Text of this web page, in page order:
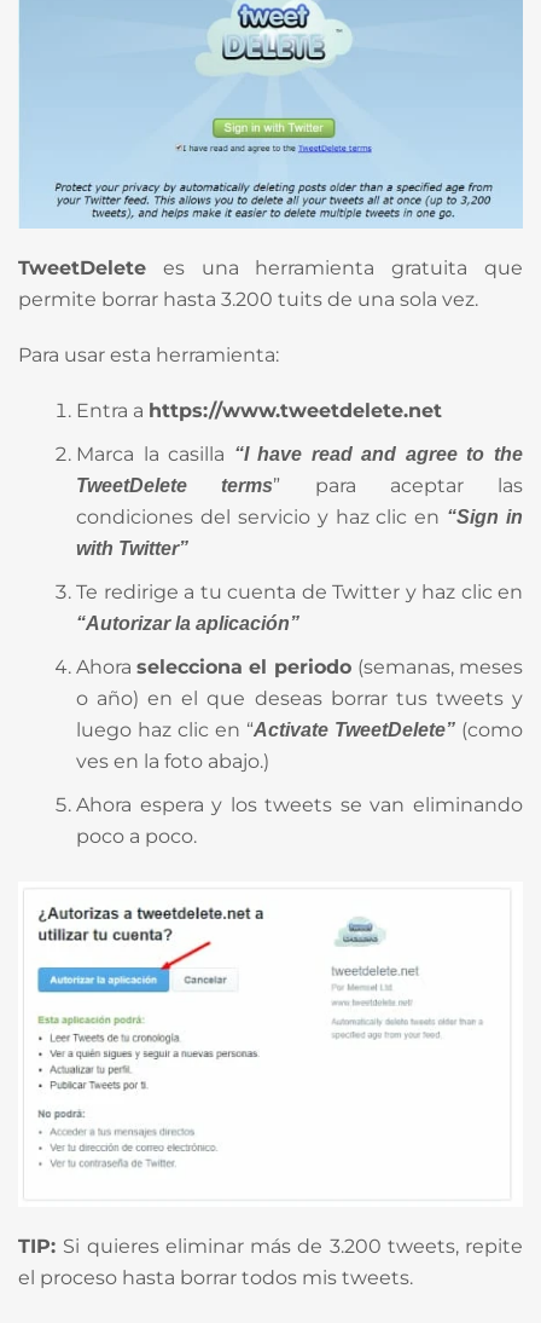
TweetDelete es una herramienta gratuita que
permite borrar hasta 3.200 tuits de una sola vez.
Para usar esta herramienta:
Entra a https://www.tweetdelete.net
Marca la casilla “I have read and agree to the
TweetDelete terms” para aceptar las
condiciones del servicio y haz clic en “Sign in
with Twitter”
Te redirige a tu cuenta de Twitter y haz clic en
“Autorizar la aplicación”
Ahoraselecciona el periodo (semanas, meses
o año) en el que deseas borrar tus tweets y
luego haz clic en “Activate TweetDelete” (como
ves en la foto abajo.)
Ahora espera y los tweets se van eliminando
poco a poco.
TIP: Si quieres eliminar más de 3.200 tweets, repite
el proceso hasta borrar todos mis tweets.